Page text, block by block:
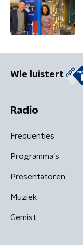
Wie luistert
Radio
Frequenties
Programma's
Presentatoren
Muziek
Gemist